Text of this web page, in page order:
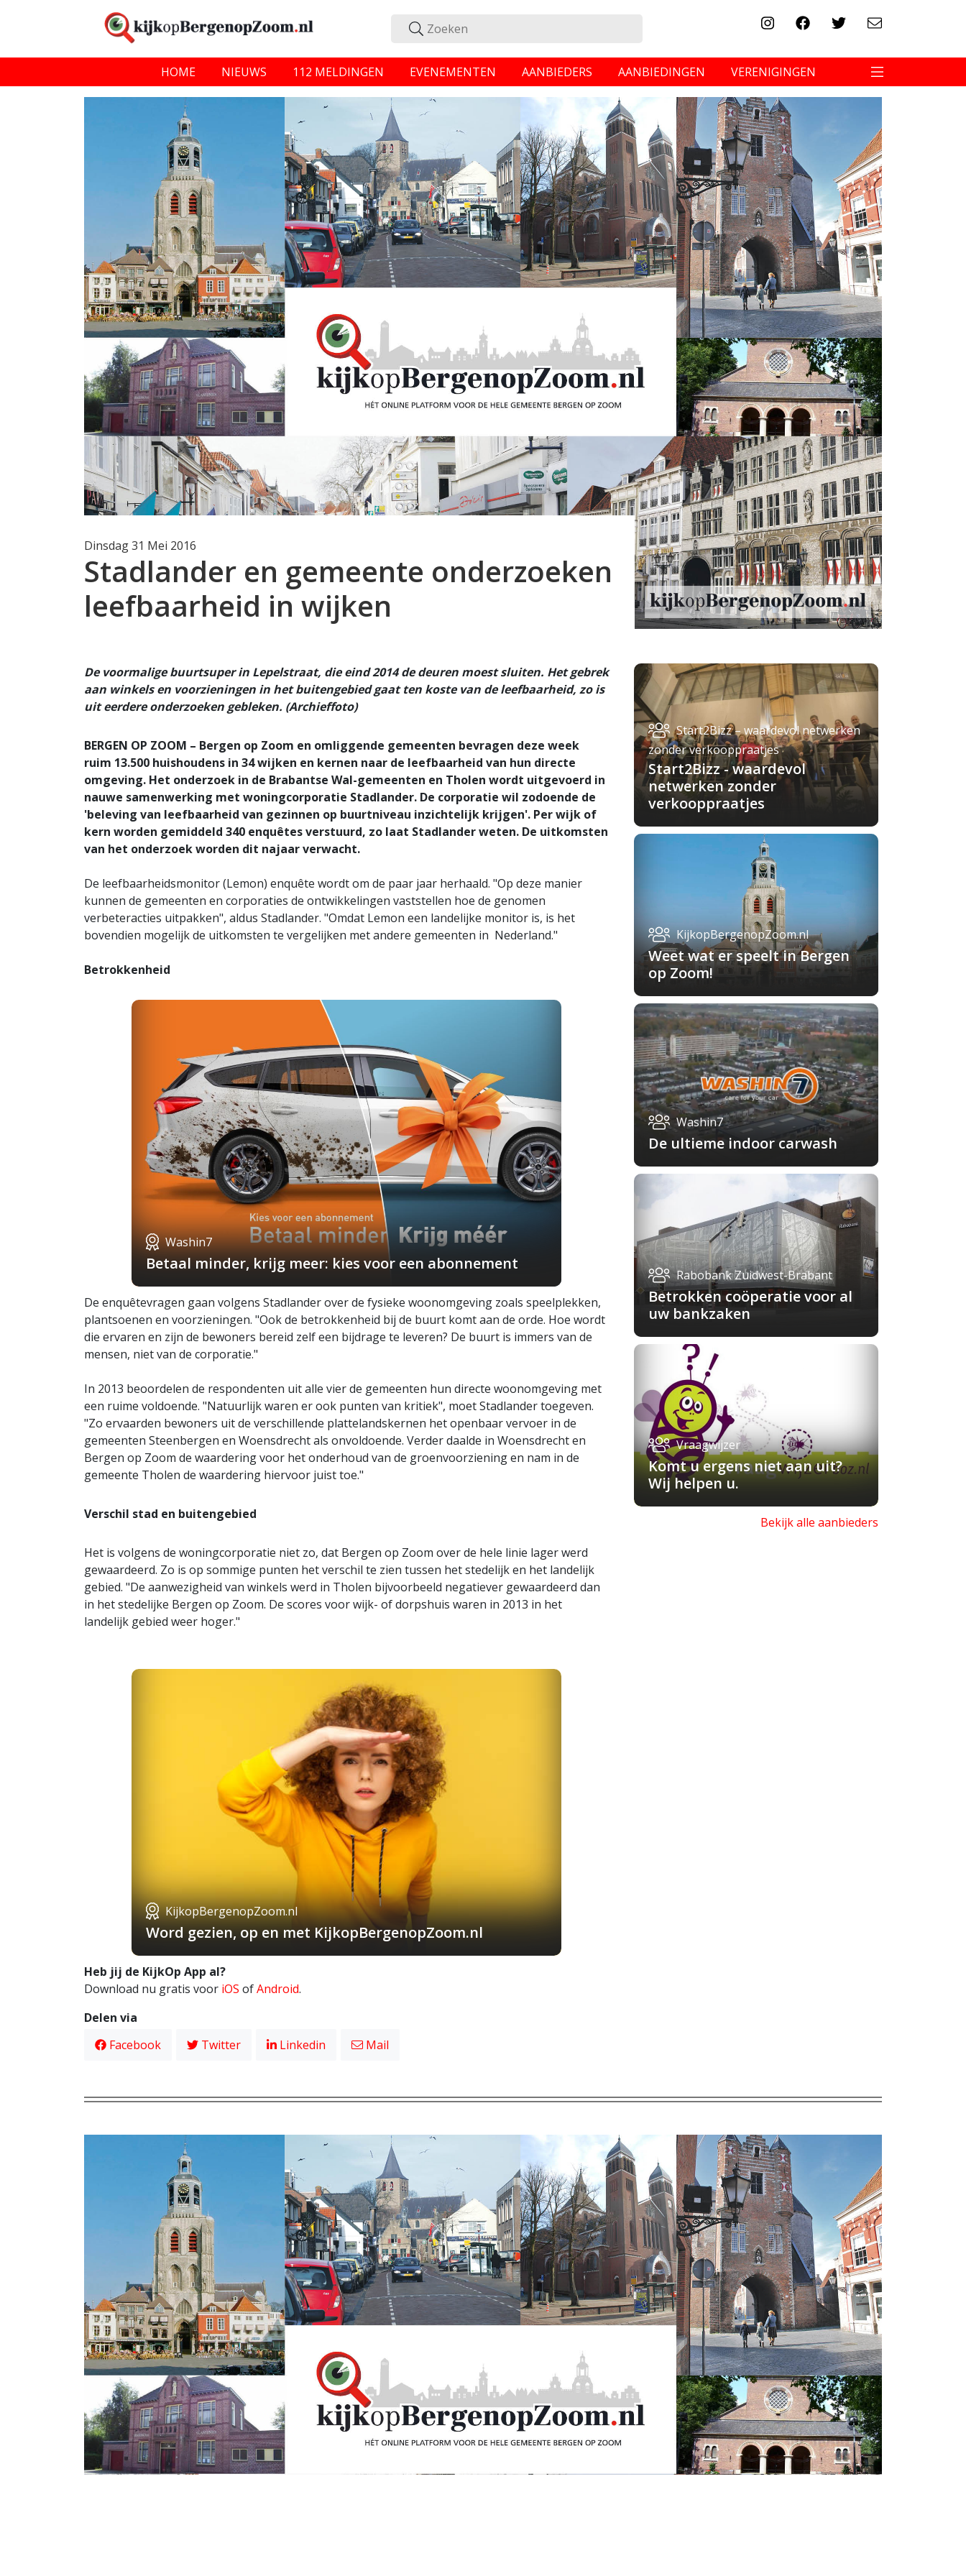
HOME NIEUWS 112 MELDINGEN EVENEMENTEN AANBIEDERS AANBIEDINGEN VERENIGINGEN
Dinsdag 31 Mei 2016
Stadlander en gemeente onderzoeken
leefbaarheid in wijken
De voormalige buurtsuper in Lepelstraat, die eind 2014 de deuren moest sluiten. Het gebrek
aan winkels en voorzieningen in het buitengebied gaat ten koste van de leefbaarheid, zo is
uit eerdere onderzoeken gebleken. (Archieffoto)
BERGEN OP ZOOM – Bergen op Zoom en omliggende gemeenten bevragen deze week
ruim 13.500 huishoudens in 34 wijken en kernen naar de leefbaarheid van hun directe
omgeving. Het onderzoek in de Brabantse Wal-gemeenten en Tholen wordt uitgevoerd in
nauwe samenwerking met woningcorporatie Stadlander. De corporatie wil zodoende de
'beleving van leefbaarheid van gezinnen op buurtniveau inzichtelijk krijgen'. Per wijk of
kern worden gemiddeld 340 enquêtes verstuurd, zo laat Stadlander weten. De uitkomsten
van het onderzoek worden dit najaar verwacht.
De leefbaarheidsmonitor (Lemon) enquête wordt om de paar jaar herhaald. "Op deze manier
kunnen de gemeenten en corporaties de ontwikkelingen vaststellen hoe de genomen
verbeteracties uitpakken", aldus Stadlander. "Omdat Lemon een landelijke monitor is, is het
bovendien mogelijk de uitkomsten te vergelijken met andere gemeenten in Nederland."
Betrokkenheid
Washin7
Betaal minder, krijg meer: kies voor een abonnement
De enquêtevragen gaan volgens Stadlander over de fysieke woonomgeving zoals speelplekken,
plantsoenen en voorzieningen. "Ook de betrokkenheid bij de buurt komt aan de orde. Hoe wordt
die ervaren en zijn de bewoners bereid zelf een bijdrage te leveren? De buurt is immers van de
mensen, niet van de corporatie."
In 2013 beoordelen de respondenten uit alle vier de gemeenten hun directe woonomgeving met
een ruime voldoende. "Natuurlijk waren er ook punten van kritiek", moet Stadlander toegeven.
"Zo ervaarden bewoners uit de verschillende plattelandskernen het openbaar vervoer in de
gemeenten Steenbergen en Woensdrecht als onvoldoende. Verder daalde in Woensdrecht en
Bergen op Zoom de waardering voor het onderhoud van de groenvoorziening en nam in de
gemeente Tholen de waardering hiervoor juist toe."
Verschil stad en buitengebied
Het is volgens de woningcorporatie niet zo, dat Bergen op Zoom over de hele linie lager werd
gewaardeerd. Zo is op sommige punten het verschil te zien tussen het stedelijk en het landelijk
gebied. "De aanwezigheid van winkels werd in Tholen bijvoorbeeld negatiever gewaardeerd dan
in het stedelijke Bergen op Zoom. De scores voor wijk- of dorpshuis waren in 2013 in het
landelijk gebied weer hoger."
KijkopBergenopZoom.nl
Word gezien, op en met KijkopBergenopZoom.nl
Heb jij de KijkOp App al?
Download nu gratis voor iOS ofAndroid.
Delen via
Facebook
Twitter Linkedin Mail
Start2Bizz – waardevol netwerken
zonder verkooppraatjes
Start2Bizz - waardevol
netwerken zonder
verkooppraatjes
KijkopBergenopZoom.nl
Weet wat er speelt in Bergen
op Zoom!
Washin7
De ultieme indoor carwash
Rabobank Zuidwest-Brabant
Betrokken coöperatie voor al
uw bankzaken
Vraagwijzer
Komt u ergens niet aan uit?
Wij helpen u.
Bekijk alle aanbieders